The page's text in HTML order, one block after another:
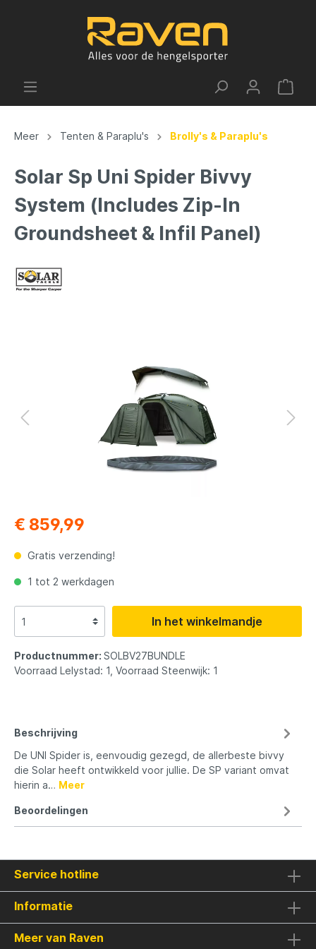
Meer Tenten & Paraplu's Brolly's & Paraplu's
Solar Sp Uni Spider Bivvy
System (Includes Zip-In
Groundsheet & Infil Panel)
€ 859,99
Gratis verzending!
1 tot 2 werkdagen
In het winkelmandje
Productnummer: SOLBV27BUNDLE
Voorraad Lelystad: 1, Voorraad Steenwijk: 1
Beschrijving
De UNI Spider is, eenvoudig gezegd, de allerbeste bivvy
die Solar heeft ontwikkeld voor jullie. De SP variant omvat
hierin a… Meer
Beoordelingen
Service hotline
Informatie
Meer van Raven